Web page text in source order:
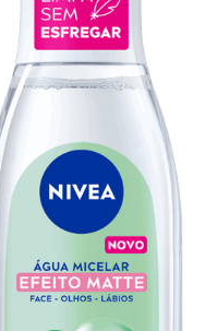
macarrão
iogurte
ovo
arroz